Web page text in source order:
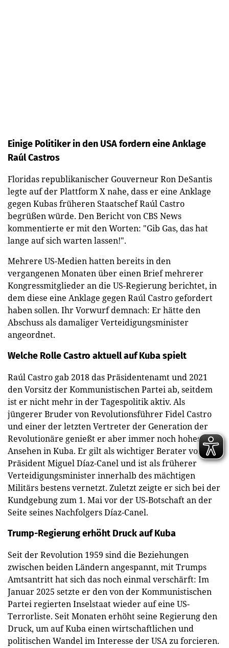
Einige Politiker in den USA fordern eine Anklage
Raúl Castros
Floridas republikanischer Gouverneur Ron DeSantis
legte auf der Plattform X nahe, dass er eine Anklage
gegen Kubas früheren Staatschef Raúl Castro
begrüßen würde. Den Bericht von CBS News
kommentierte er mit den Worten: "Gib Gas, das hat
lange auf sich warten lassen!".
Mehrere US-Medien hatten bereits in den
vergangenen Monaten über einen Brief mehrerer
Kongressmitglieder an die US-Regierung berichtet, in
dem diese eine Anklage gegen Raúl Castro gefordert
haben sollen. Ihr Vorwurf demnach: Er hätte den
Abschuss als damaliger Verteidigungsminister
angeordnet.
Welche Rolle Castro aktuell auf Kuba spielt
Raúl Castro gab 2018 das Präsidentenamt und 2021
den Vorsitz der Kommunistischen Partei ab, seitdem
ist er nicht mehr in der Tagespolitik aktiv. Als
jüngerer Bruder von Revolutionsführer Fidel Castro
und einer der letzten Vertreter der Generation der
Revolutionäre genießt er aber immer noch hohes
Ansehen in Kuba. Er gilt als wichtiger Berater von
Präsident Miguel Díaz-Canel und ist als früherer
Verteidigungsminister innerhalb des mächtigen
Militärs bestens vernetzt. Zuletzt zeigte er sich bei der
Kundgebung zum 1. Mai vor der US-Botschaft an der
Seite seines Nachfolgers Díaz-Canel.
Trump-Regierung erhöht Druck auf Kuba
Seit der Revolution 1959 sind die Beziehungen
zwischen beiden Ländern angespannt, mit Trumps
Amtsantritt hat sich das noch einmal verschärft: Im
Januar 2025 setzte er den von der Kommunistischen
Partei regierten Inselstaat wieder auf eine US-
Terrorliste. Seit Monaten erhöht seine Regierung den
Druck, um auf Kuba einen wirtschaftlichen und
politischen Wandel im Interesse der USA zu forcieren.